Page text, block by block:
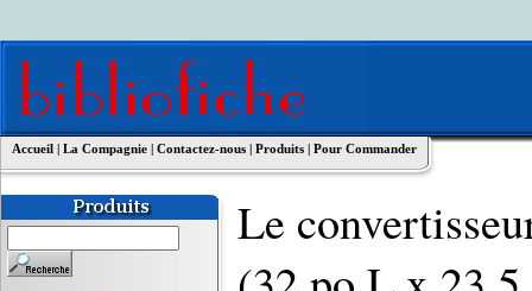
Accueil | La Compagnie | Contactez-nous | Produits | Pour Commander
Le